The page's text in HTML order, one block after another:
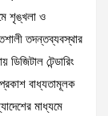
শৃঙ্খলা ও
তদন্তব্যবস্থার
টেন্ডারিং
বাধ্যতামূলক
মাধ্যমে